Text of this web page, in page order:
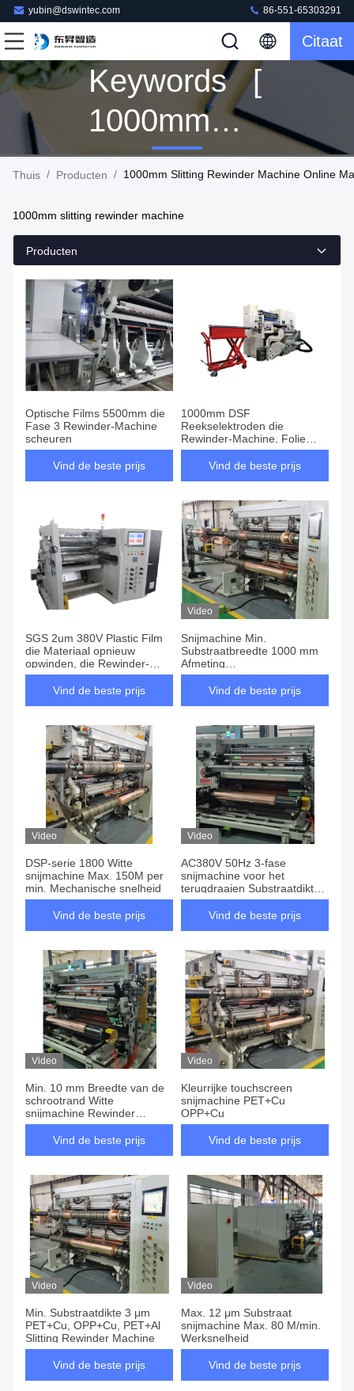
yubin@dswintec.com 86-551-65303291
Citaat
Keywords [
1000mm
Slitting
Machine ]
Match 87
Producten
Thuis / Producten / 1000mm Slitting Rewinder Machine Online
1000mm slitting rewinder machine
Producten
Optische Films 5500mm die
Fase 3 Rewinder-Machine
scheuren
Vind de beste prijs
1000mm DSF
Reekselektroden die
Rewinder-Machine, Folie
scheuren die Machine
scheurenVind de beste prijs
SGS 2um 380V Plastic Film
die Materiaal opnieuw
opwinden, die Rewinder-
Machine scheuren
Vind de beste prijs
Video
Snijmachine Min.
Substraatbreedte 1000 mm
Afmeting
2850x3900x1900mm
Vind de beste prijs
Video
DSP-serie 1800 Witte
snijmachine Max. 150M per
min. Mechanische snelheid
Vind de beste prijs
Video
AC380V 50Hz 3-fase
snijmachine voor het
terugdraaien Substraatdikte
max. 12μm
Vind de beste prijs
Video
Min. 10 mm Breedte van de
schrootrand Witte
snijmachine Rewinder
Substraat PET+Cu OPP+Cu
Vind de beste prijs
Video
Kleurrijke touchscreen
snijmachine PET+Cu
OPP+Cu
Vind de beste prijs
Video
Min. Substraatdikte 3 μm
PET+Cu, OPP+Cu, PET+Al
Slitting Rewinder Machine
Vind de beste prijs
Video
Max. 12 μm Substraat
snijmachine Max. 80 M/min.
Werksnelheid
Vind de beste prijs